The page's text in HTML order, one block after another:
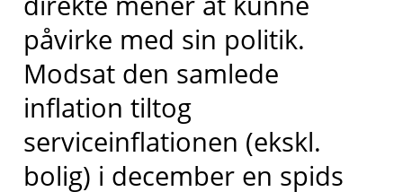
påvirke med sin politik.
Modsat den samlede
inflation tiltog
serviceinflationen (ekskl.
bolig) i december en spids